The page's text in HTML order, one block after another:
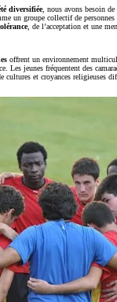
diversifiée, nous avons besoin
un groupe collectif de
, de l’acceptation et une
offrent un environnement
Les jeunes fréquentent des
cultures et croyances religieuses